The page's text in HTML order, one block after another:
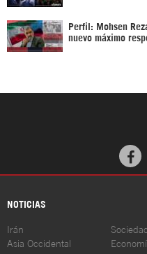
Perfil: Mohsen
nuevo máximo
NOTICIAS
Irán
Asia Occidental
Sociedad